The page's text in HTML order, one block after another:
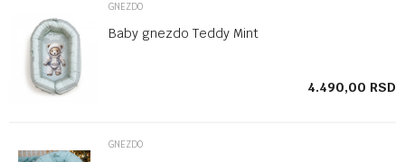
GNEZDO
Baby gnezdo Teddy Mint
4.490,00 RSD
GNEZDO